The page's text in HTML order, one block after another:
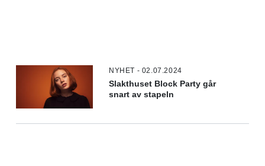
NYHET - 02.07.2024
Slakthuset Block Party går
snart av stapeln